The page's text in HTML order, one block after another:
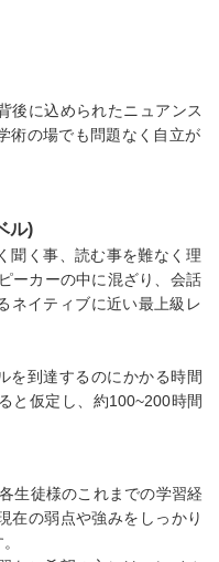
後に込められたニュアンス
術の場でも問題なく自立が
ル)
聞く事、読む事を難なく理
ーカーの中に混ざり、会話
ネイティブに近い最上級レ
を到達するのにかかる時間
と仮定し、約100~200時間
生徒様のこれまでの学習経
在の弱点や強みをしっかり